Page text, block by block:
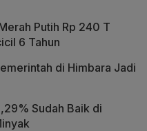
Putih Rp 240 T
6 Tahun
di Himbara Jadi
Sudah Baik di